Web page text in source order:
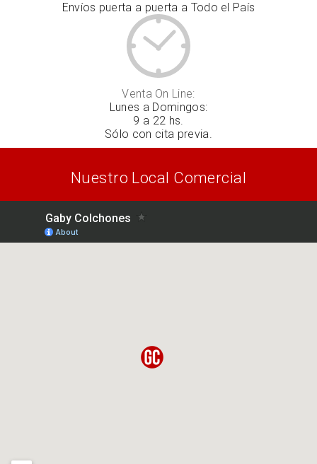
Envíos puerta a puerta a Todo el País
Venta On Line:
Lunes a Domingos:
9 a 22 hs.
Sólo con cita previa.
Nuestro Local Comercial